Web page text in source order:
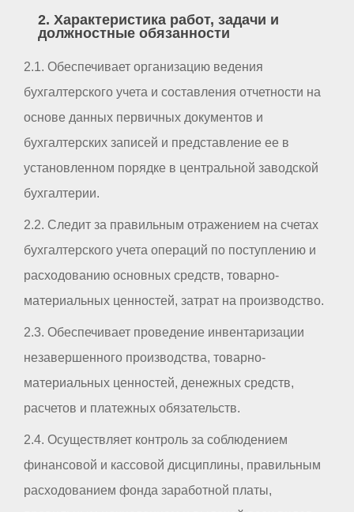
2. Характеристика работ, задачи и
должностные обязанности
2.1. Обеспечивает организацию ведения
бухгалтерского учета и составления отчетности на
основе данных первичных документов и
бухгалтерских записей и представление ее в
установленном порядке в центральной заводской
бухгалтерии.
2.2. Следит за правильным отражением на счетах
бухгалтерского учета операций по поступлению и
расходованию основных средств, товарно-
материальных ценностей, затрат на производство.
2.3. Обеспечивает проведение инвентаризации
незавершенного производства, товарно-
материальных ценностей, денежных средств,
расчетов и платежных обязательств.
2.4. Осуществляет контроль за соблюдением
финансовой и кассовой дисциплины, правильным
расходованием фонда заработной платы,